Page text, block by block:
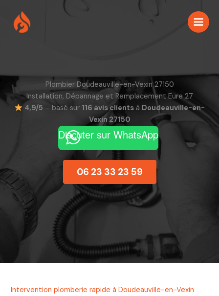
contenu
Plombier Doudeauville-en-Vexin 27150
Installation, Dépannage et Remplacement Eure 27
4,9/5 – basé sur 116 avis clientsà Doudeauville-en-
Vexin 27150
Discuter sur WhatsApp
06 23 33 23 59
Intervention plomberie rapide à Doudeauville-en-Vexin